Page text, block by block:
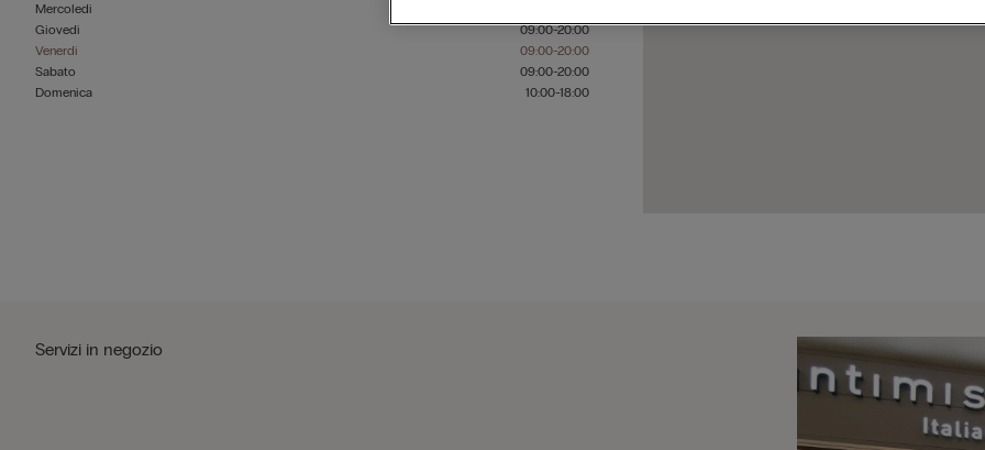
Mercoledì
Giovedì
09:00-20:00
Venerdì
09:00-20:00
Sabato
09:00-20:00
Domenica
10:00-18:00
Servizi in negozio